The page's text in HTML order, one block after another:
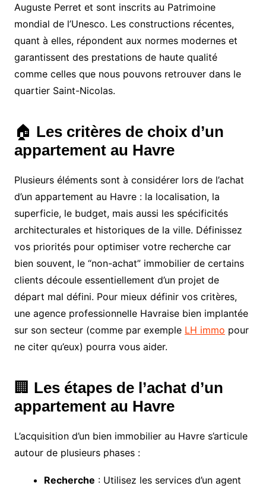
Auguste Perret et sont inscrits au Patrimoine
mondial de l’Unesco. Les constructions récentes,
quant à elles, répondent aux normes modernes et
garantissent des prestations de haute qualité
comme celles que nous pouvons retrouver dans le
quartier Saint-Nicolas.
🏠 Les critères de choix d’un
appartement au Havre
Plusieurs éléments sont à considérer lors de l’achat
d’un appartement au Havre : la localisation, la
superficie, le budget, mais aussi les spécificités
architecturales et historiques de la ville. Définissez
vos priorités pour optimiser votre recherche car
bien souvent, le “non-achat” immobilier de certains
clients découle essentiellement d’un projet de
départ mal défini. Pour mieux définir vos critères,
une agence professionnelle Havraise bien implantée
sur son secteur (comme par exemple LH immo pour
ne citer qu’eux) pourra vous aider.
🏢 Les étapes de l’achat d’un
appartement au Havre
L’acquisition d’un bien immobilier au Havre s’articule
autour de plusieurs phases :
Recherche : Utilisez les services d’un agent